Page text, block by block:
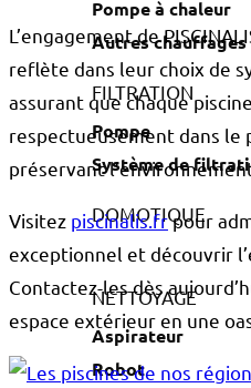
Pompe à chaleur
Autres chauffages
FILTRATION
Pompe
Système de
DOMOTIQUE
NETTOYAGE
Aspirateur
Robot
L’engagement de
reflète dans leur choix de
assurant que chaque
respectueusement dans le
préservant
Visitez piscinalis.frpour
exceptionnel et découvrir
Contactez-les dès
espace extérieur en une